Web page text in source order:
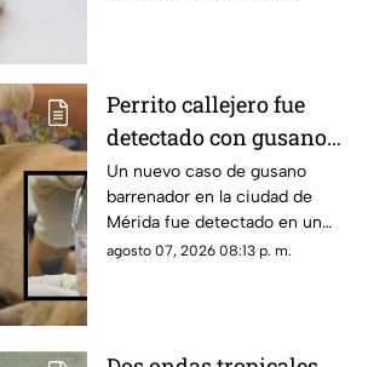
Perrito callejero fue
detectado con gusano
barrenador en Mérida;
así fue rescatado
Un nuevo caso de gusano
barrenador en la ciudad de
Mérida fue detectado en un
perrito callejero, el cual fue
agosto 07, 2026 08:13 p. m.